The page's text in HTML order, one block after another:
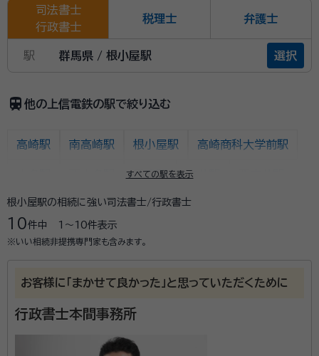
司法書士
行政書士
税理士 弁護士
駅 群馬県 / 根小屋駅 選択
train 他の上信電鉄の駅で絞り込む
すべての駅を表示
高崎駅 南高崎駅 根小屋駅 高崎商科大学前駅
馬庭駅 吉井駅
上州新屋駅 上州福島駅 東富岡駅
根小屋駅の相続に強い司法書士/行政書士
10件中 1〜10件表示
※いい相続非提携専門家も含みます。
お客様に「まかせて良かった」と思っていただくために
行政書士本間事務所